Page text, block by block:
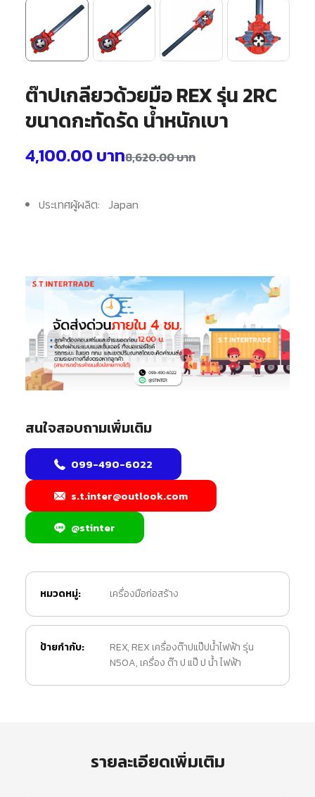
ต๊าปเกลียวด้วยมือ REX รุ่น 2RC
ขนาดกะทัดรัด น้ำหนักเบา
8,620.00บาท
4,100.00 บาท
ประเทศผู้ผลิต: Japan
สนใจสอบถามเพิ่มเติม
099-490-6022
s.t.inter@outlook.com
@stinter
หมวดหมู่: เครื่องมือก่อสร้าง
ป้ายกำกับ: REX, REX เครื่องต๊าปแป๊ปน้ำไฟฟ้า รุ่น
N50A, เครื่อง ต๊า ป แป๊ ป น้ำ ไฟฟ้า
รายละเอียดเพิ่มเติม